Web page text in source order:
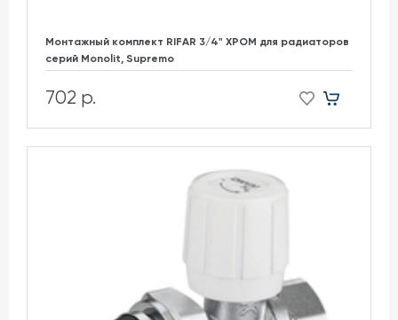
Монтажный комплект RIFAR 3/4" ХРОМ для радиаторов
cерий Monolit, Supremo
702 р.